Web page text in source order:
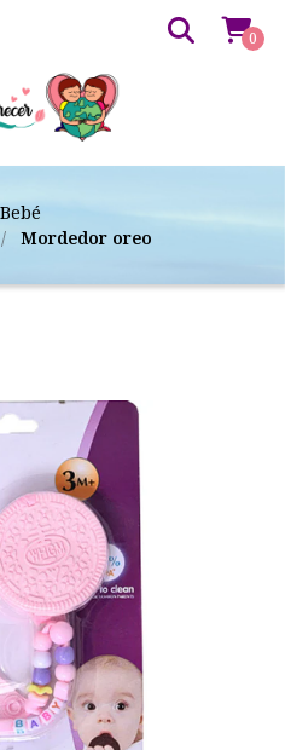
0
Mordedor oreo